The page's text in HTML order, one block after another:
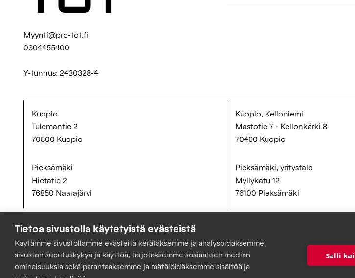
Tietoa sivustolla käytetyistä evästeistä
Käytämme sivustollamme evästeitä kerätäksemme ja analysoidaksemme
sivuston suorituskykyä ja käyttöä, tarjotaksemme sosiaalisen median
ominaisuuksia sekä parantaaksemme ja räätälöidäksemme sisältöä ja
Salli
Myynti@pro-tot.fi
0304455400
Y-tunnus: 2430328-4
Kuopio
Tulemantie 2
70800 Kuopio
Kuopio, Kelloniemi
Mastotie 7 - Kellonkärki 8
70460 Kuopio
Pieksämäki
Hietatie 2
76850 Naarajärvi
Pieksämäki, yritystalo
Myllykatu 12
76100 Pieksämäki